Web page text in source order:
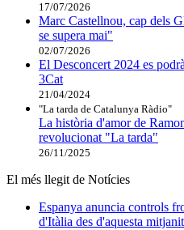
17/07/2026
Marc Castellnou, cap dels
se supera mai"
02/07/2026
El Desconcert 2024 es
3Cat
21/04/2024
"La tarda de Catalunya Ràdio"
La història d'amor de
revolucionat "La tarda"
26/11/2025
El més llegit de Notícies
Espanya anuncia controls
d'Itàlia des d'aquesta mitjanit